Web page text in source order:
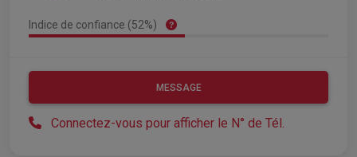
Indice de confiance (52%)
MESSAGE
Connectez-vous pour afficher le N° de Tél.